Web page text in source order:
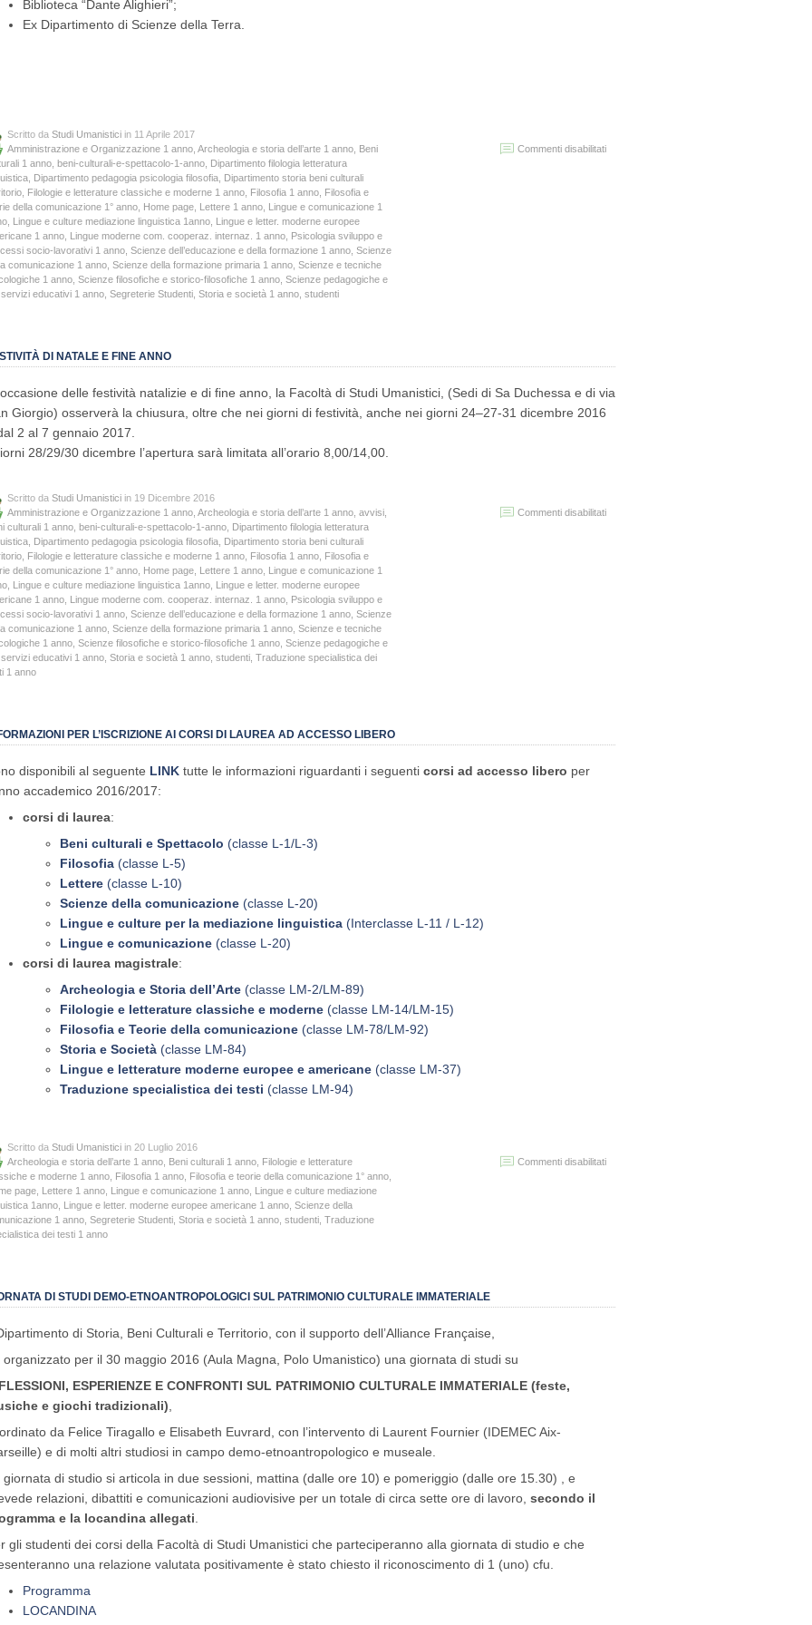
Biblioteca “Dante Alighieri”;
Ex Dipartimento di Scienze della Terra.
Scritto da Studi Umanistici in 11 Aprile 2017
Amministrazione e Organizzazione 1 anno, Archeologia e storia dell’arte 1 anno, Beni
1 anno, beni-culturali-e-spettacolo-1-anno, Dipartimento filologia letteratura
, Dipartimento pedagogia psicologia filosofia, Dipartimento storia beni culturali
, Filologie e letterature classiche e moderne 1 anno, Filosofia 1 anno, Filosofia e
della comunicazione 1° anno, Home page, Lettere 1 anno, Lingue e comunicazione 1
, Lingue e culture mediazione linguistica 1anno, Lingue e letter. moderne europee
1 anno, Lingue moderne com. cooperaz. internaz. 1 anno, Psicologia sviluppo e
socio-lavorativi 1 anno, Scienze dell’educazione e della formazione 1 anno, Scienze
comunicazione 1 anno, Scienze della formazione primaria 1 anno, Scienze e tecniche
1 anno, Scienze filosofiche e storico-filosofiche 1 anno, Scienze pedagogiche e
educativi 1 anno, Segreterie Studenti, Storia e società 1 anno, studenti
Commenti disabilitatisu
DI NATALE E FINE ANNO
delle festività natalizie e di fine anno, la Facoltà di Studi Umanistici, (Sedi di Sa Duchessa e di via
Giorgio) osserverà la chiusura, oltre che nei giorni di festività, anche nei giorni 24–27-31 dicembre 2016
2 al 7 gennaio 2017.
28/29/30 dicembre l’apertura sarà limitata all’orario 8,00/14,00.
Scritto da Studi Umanistici in 19 Dicembre 2016
Amministrazione e Organizzazione 1 anno Archeologia e storia dell’arte 1 anno avvisi
culturali 1 anno beni-culturali-e-spettacolo-1-anno
Dipartimento filologia letteratura
Dipartimento pedagogia psicologia filosofia
Dipartimento storia beni culturali
Filologie e letterature classiche e moderne 1 anno Filosofia 1 anno
Filosofia e
della comunicazione 1° anno
Home page Lettere 1 anno
Lingue e comunicazione 1
Lingue e culture mediazione linguistica 1anno
Lingue e letter. moderne europee
1 anno
Lingue moderne com. cooperaz. internaz. 1 anno
Psicologia sviluppo e
socio-lavorativi 1 anno Scienze dell’educazione e della formazione 1 anno Scienze
comunicazione 1 anno Scienze della formazione primaria 1 anno Scienze e tecniche
1 anno Scienze filosofiche e storico-filosofiche 1 anno Scienze pedagogiche e
educativi 1 anno Storia e società 1 anno studenti Traduzione specialistica dei
1 anno
Commenti disabilitatisu
PER L’ISCRIZIONE AI CORSI DI LAUREA AD ACCESSO LIBERO
disponibili al seguente LINK tutte le informazioni riguardanti i seguenti corsi ad accesso libero per
accademico 2016/2017:
corsi di laurea:
Beni culturali e Spettacolo (classe L-1/L-3)
Filosofia (classe L-5)
Lettere (classe L-10)
Scienze della comunicazione(classe L-20)
Lingue e culture per la mediazione linguistica(Interclasse L-11 / L-12)
Lingue e comunicazione(classe L-20)
corsi di laurea magistrale:
Archeologia e Storia dell’Arte(classe LM-2/LM-89)
Filologie e letterature classiche e moderne(classe LM-14/LM-15)
Filosofia e Teorie della comunicazione(classe LM-78/LM-92)
Storia e Società(classe LM-84)
Lingue e letterature moderne europee e americane(classe LM-37)
Traduzione specialistica dei testi (classe LM-94)
Scritto da Studi Umanistici in 20 Luglio 2016
Archeologia e storia dell’arte 1 anno Beni culturali 1 anno Filologie e letterature
e moderne 1 anno Filosofia 1 anno Filosofia e teorie della comunicazione 1° anno
page Lettere 1 anno Lingue e comunicazione 1 anno Lingue e culture mediazione
1anno Lingue e letter. moderne europee americane 1 anno Scienze della
1 anno Segreterie Studenti Storia e società 1 anno studenti Traduzione
dei testi 1 anno
Commenti disabilitatisu
libero
DI STUDI DEMO-ETNOANTROPOLOGICI SUL PATRIMONIO CULTURALE IMMATERIALE
di Storia, Beni Culturali e Territorio, con il supporto dell’Alliance Française,
organizzato per il 30 maggio 2016 (Aula Magna, Polo Umanistico) una giornata di studi su
ESPERIENZE E CONFRONTI SUL PATRIMONIO CULTURALE IMMATERIALE (feste,
e giochi tradizionali)
da Felice Tiragallo e Elisabeth Euvrard, con l’intervento di Laurent Fournier (IDEMEC Aix-
e di molti altri studiosi in campo demo-etnoantropologico e museale.
giornata di studio si articola in due sessioni, mattina (dalle ore 10) e pomeriggio (dalle ore 15.30) , e
relazioni, dibattiti e comunicazioni audiovisive per un totale di circa sette ore di lavoro, secondo il
e la locandina allegati
gli studenti dei corsi della Facoltà di Studi Umanistici che parteciperanno alla giornata di studio e che
una relazione valutata positivamente è stato chiesto il riconoscimento di 1 (uno) cfu.
Programma
LOCANDINA